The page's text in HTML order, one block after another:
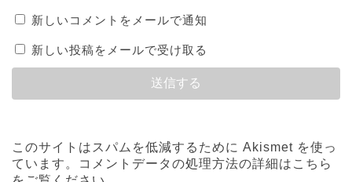
新しいコメントをメールで通知
新しい投稿をメールで受け取る
このサイトはスパムを低減するために Akismet を使っ
ています。
コメントデータの処理方法の詳細はこちら